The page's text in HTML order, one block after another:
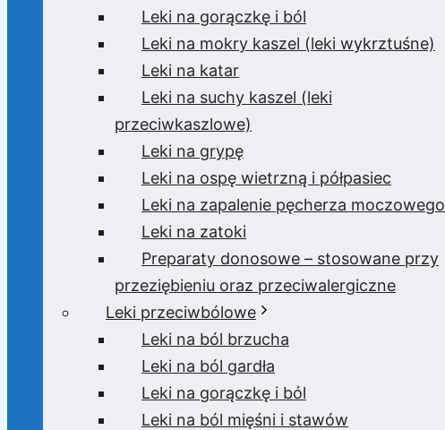
Leki na gorączkę i ból
Leki na mokry kaszel (leki wykrztuśne)
Leki na katar
Leki na suchy kaszel (leki
przeciwkaszlowe)
Leki na grypę
Leki na ospę wietrzną i półpasiec
Leki na zapalenie pęcherza moczowego
Leki na zatoki
Preparaty donosowe – stosowane przy
przeziębieniu oraz przeciwalergiczne
Leki przeciwbólowe
Leki na ból brzucha
Leki na ból gardła
Leki na gorączkę i ból
Leki na ból mięśni i stawów